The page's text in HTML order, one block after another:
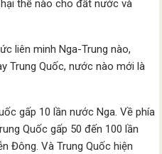
thế nào cho đất nước và
liên minh Nga-Trung nào,
Trung Quốc, nước nào mới là
gấp 10 lần nước Nga. Về phía
Quốc gấp 50 đến 100 lần
Đông. Và Trung Quốc hiện